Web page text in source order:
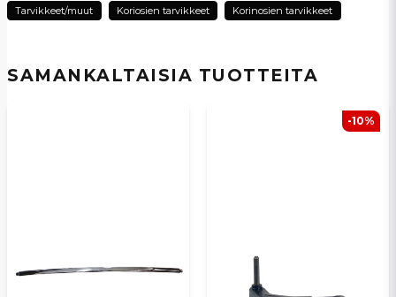
SAMANKALTAISIA ​​TUOTTEITA
-10%
Tarvikkeet/muut Koriosien tarvikkeet Korinosien tarvikkeet